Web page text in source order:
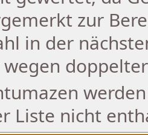
zur
in der
wegen
Liste nicht